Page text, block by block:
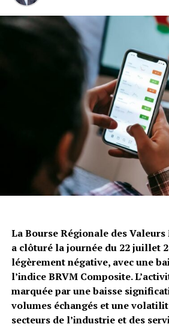
La Bourse Régionale des
a clôturé la journée du 22 juillet
légèrement négative, avec une
l’indice BRVM Composite.
marquée par une baisse
volumes échangés et une
secteurs de l’industrie et des